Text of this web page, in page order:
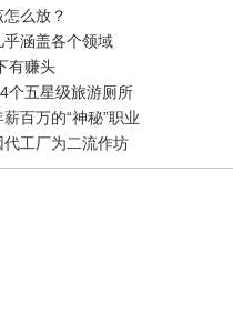
么放？
乎涵盖各个领域
有赚头
个五星级旅游厕所
百万的“神秘”职业
代工厂为二流作坊